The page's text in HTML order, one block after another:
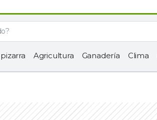
Agricultura Ganadería Clima